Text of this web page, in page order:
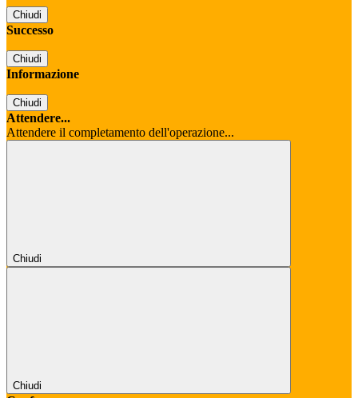
Chiudi
Successo
Chiudi
Informazione
Chiudi
Attendere...
Attendere il completamento dell'operazione...
Chiudi
Chiudi